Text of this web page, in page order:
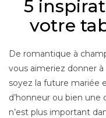
5
votre
De romantique à
vous aimeriez donner
soyez la future mariée
d’honneur ou bien une
n’est plus important